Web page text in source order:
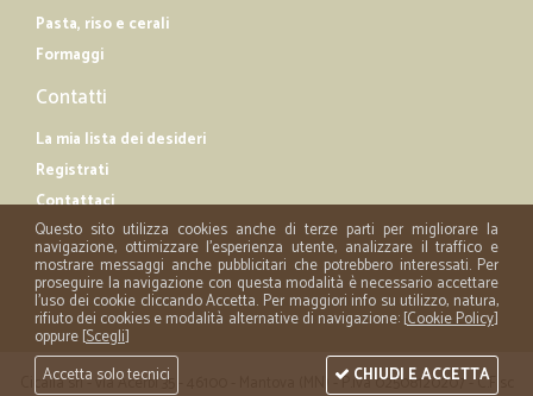
Pasta, riso e cerali
Formaggi
Contatti
La mia lista dei desideri
Registrati
Contattaci
Cicalia srl - via Acerbi 35 - 46100 - Mantova (MN) - P.iva 02508120207 - C.Fisc
Questo sito utilizza cookies anche di terze parti per migliorare la
navigazione, ottimizzare l'esperienza utente, analizzare il traffico e
mostrare messaggi anche pubblicitari che potrebbero interessati. Per
proseguire la navigazione con questa modalità è necessario accettare
l'uso dei cookie cliccando Accetta. Per maggiori info su utilizzo, natura,
rifiuto dei cookies e modalità alternative di navigazione: [Cookie Policy]
oppure [Scegli]
Accetta solo tecnici
CHIUDI E ACCETTA